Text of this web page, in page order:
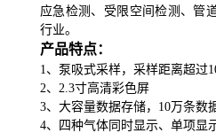
应急检测、受限空间检测、管
行业。
产品特点：
1、 泵吸式采样，采样距离超过
2、2.3寸高清彩色屏
3、 大容量数据存储， 10万条数
4、四种气体同时显示、单项显